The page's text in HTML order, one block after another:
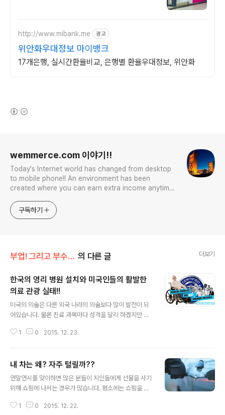
http://www.mibank.me 광고
위안화우대정보 마이뱅크
17개은행, 실시간환율비교, 은행별 환율우대정보, 위안화
wemmerce.com 이야기!!
Today's Internet world has changed from desktop
to mobile phone!! An environment has been
created where you can earn extra income anytime,
competition. Now let’s turn our eyes to the world!
You can enter
구독하기
부업! 그리고 부수입!! 의 다른 글 더보기
한국의 영리 병원 설치와 미국인들의 활발한
의료 관광 실태!!
미국의 의술은 다른 외국 나라의 의술보다 많이 발전이 되
어있습니다. 물론 진료 과목마다 성격을 달리 하겠지만 그
적이라 그 비용을 가늠하기가 쉽지 않습니다. 비록 기초 과
미래의 한층 진척이 된 과학 기술과 의술을 기대를 하면서
묵묵하게 투자를 하는 나라가 바로 미국이라는 나라입니
다. 물론 한국도 이에 못지 않습니다. 우수한 인재와 척박한
을 내야 한다는 무지랑이(?)들의 재촉하는 환경에서도 소
1 0 2015. 12. 23.
내 차는 왜? 자주 털릴까??
연말연시를 맞이하면 많은 분들이 지인들에게 선물을 사기
위해 쇼핑에 나서는 경우가 많습니다. 평소에는 쇼핑을 하
들에게 마음의 표시를 하기 위해 그동안 피했었던 쇼핑가
1 0 2015. 12. 22.